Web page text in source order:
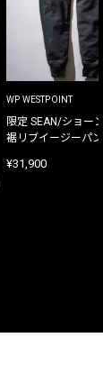
WP WESTPOINT
限定 SEAN/ショー
裾リブイージーパ
¥31,900